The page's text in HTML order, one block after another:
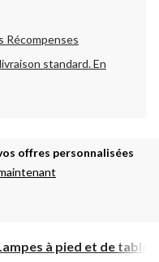
Récompenses
standard.En
offres personnalisées
à pied et de table